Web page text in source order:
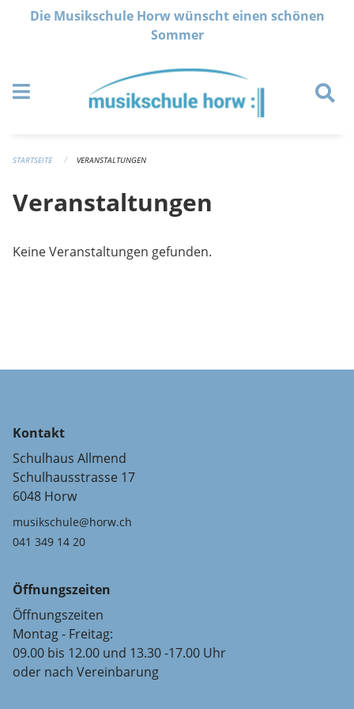
Navigation überspringen
Die Musikschule Horw wünscht einen schönen
Sommer
STARTSEITE VERANSTALTUNGEN
Veranstaltungen
Keine Veranstaltungen gefunden.
Kontakt
Schulhaus Allmend
Schulhausstrasse 17
6048 Horw
musikschule@horw.ch
041 349 14 20
Öffnungszeiten
Öffnungszeiten
Montag - Freitag:
09.00 bis 12.00 und 13.30 -17.00 Uhr
oder nach Vereinbarung